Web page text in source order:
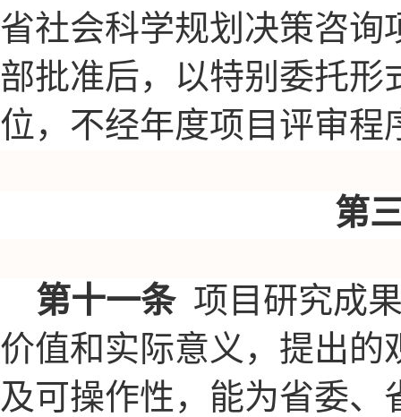
省社会科学规划决策咨询
部批准后，以特别委托
位，不经年度项目评审程
第
第十一条 项目研究成
价值和实际意义，提出的
及可操作性，能为省委